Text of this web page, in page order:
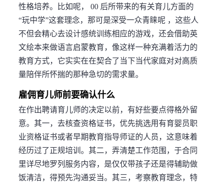
性格培养。比如呢， 00 后所带来的有关育儿方面的
“玩中学”这套理念，那可是深受一众青睐呢 ，这些人
不但会精心去设计感统训练相应的游戏，还会借助英
文绘本来做语言启蒙教育，像这样一种充满着活力的
教育方式，它实实在在契合了当下当代家庭对对高质
量陪伴所怀揣的那种急切的需求量。
雇佣育儿师前要确认什么
在作出聘请育儿师的决定以前，有好些要点得格外留
意。其一，去核查资格证书，优先挑选用有育婴员职
业资格证书或者早期教育指导师证的人员，这意味着
经历过了正规培训。其二，弄清楚工作范围，于合同
里详尽地罗列服务内容，是仅仅带孩子还是得辅助做
饭清洁，得预先沟通妥当。其三，考察教育理念，特